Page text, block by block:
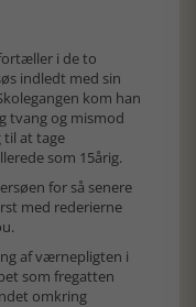
i de to
indledt med sin
kom han
tvang og mismod
til at tage
som 15årig.
for så senere
med rederierne
af værnepligten i
som fregatten
omkring